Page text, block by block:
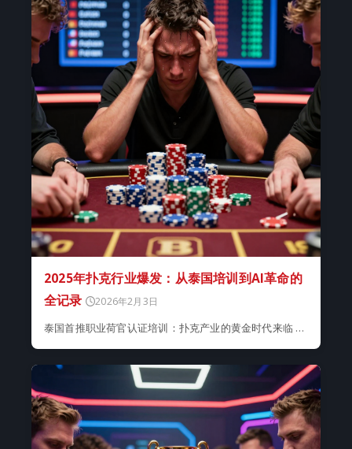
2025年扑克行业爆发：从泰国培训到AI革命的
全记录
2026年2月3日
泰国首推职业荷官认证培训：扑克产业的黄金时代来临 …